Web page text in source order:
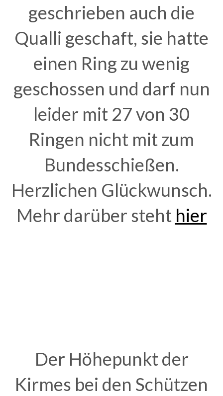
geschrieben auch die
Qualli geschaft, sie hatte
einen Ring zu wenig
geschossen und darf nun
leider mit 27 von 30
Ringen nicht mit zum
Bundesschießen.
Herzlichen Glückwunsch.
Mehr darüber steht hier
Der Höhepunkt der
Kirmes bei den Schützen